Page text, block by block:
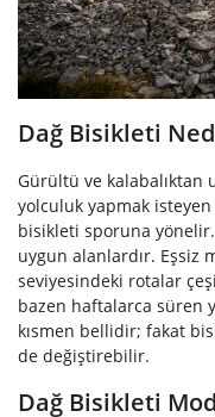
Dağ Bisikleti
Gürültü ve kalabalıktan
yolculuk yapmak
bisikleti sporuna
uygun alanlardır. Eşsiz
seviyesindeki rotalar
bazen haftalarca süren
kısmen bellidir; fakat
de değiştirebilir.
Dağ Bisikleti